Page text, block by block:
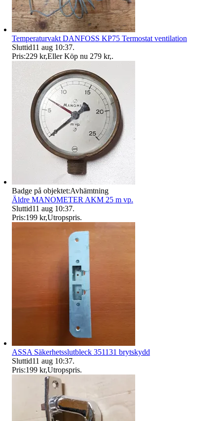
Temperaturvakt DANFOSS KP75 Termostat ventilation
Sluttid11 aug 10:37.
Pris:229 kr,Eller Köp nu 279 kr,.
Badge på objektet:Avhämtning
Äldre MANOMETER AKM 25 m vp.
Sluttid11 aug 10:37.
Pris:199 kr,Utropspris.
ASSA Säkerhetsslutbleck 351131 brytskydd
Sluttid11 aug 10:37.
Pris:199 kr,Utropspris.